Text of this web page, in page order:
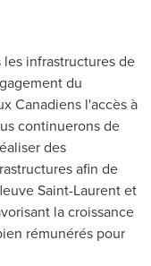
infrastructures de
du
Canadiens l'accès à
continuerons de
des
afin de
Saint-Laurentet
la croissance
rémunérés pour